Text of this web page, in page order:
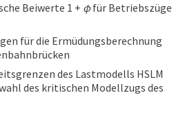
Beiwerte 1 + φ für Betriebszüge
für die Ermüdungsberechnung
des Lastmodells HSLM
des kritischen Modellzugs des